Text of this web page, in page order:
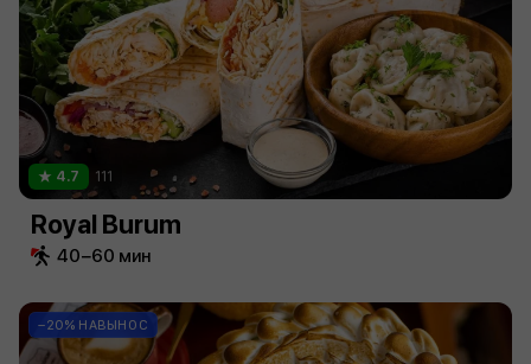
4.7 111
Royal Burum
40−60 мин
−20% НАВЫНОС